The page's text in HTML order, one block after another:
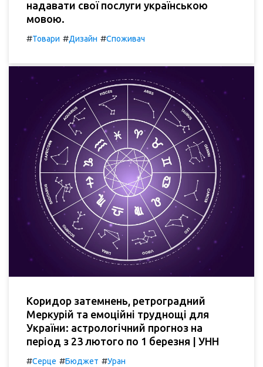
надавати свої послуги українською
мовою.
#Товари #Дизайн #Споживач
Коридор затемнень, ретроградний
Меркурій та емоційні труднощі для
України: астрологічний прогноз на
період з 23 лютого по 1 березня | УНН
#Серце #Бюджет #Уран